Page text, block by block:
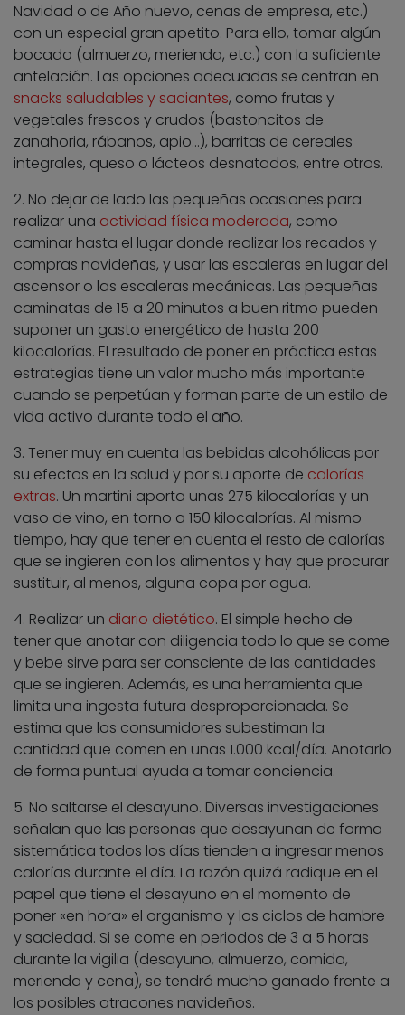
Navidad o de Año nuevo, cenas de empresa, etc.)
con un especial gran apetito. Para ello, tomar algún
bocado (almuerzo, merienda, etc.) con la suficiente
antelación. Las opciones adecuadas se centran en
snacks saludables y saciantes, como frutas y
vegetales frescos y crudos (bastoncitos de
zanahoria, rábanos, apio…), barritas de cereales
integrales, queso o lácteos desnatados, entre otros.
2. No dejar de lado las pequeñas ocasiones para
realizar una actividad física moderada, como
caminar hasta el lugar donde realizar los recados y
compras navideñas, y usar las escaleras en lugar del
ascensor o las escaleras mecánicas. Las pequeñas
caminatas de 15 a 20 minutos a buen ritmo pueden
suponer un gasto energético de hasta 200
kilocalorías. El resultado de poner en práctica estas
estrategias tiene un valor mucho más importante
cuando se perpetúan y forman parte de un estilo de
vida activo durante todo el año.
3. Tener muy en cuenta las bebidas alcohólicas por
su efectos en la salud y por su aporte de calorías
extras. Un martini aporta unas 275 kilocalorías y un
vaso de vino, en torno a 150 kilocalorías. Al mismo
tiempo, hay que tener en cuenta el resto de calorías
que se ingieren con los alimentos y hay que procurar
sustituir, al menos, alguna copa por agua.
4. Realizar un diario dietético. El simple hecho de
tener que anotar con diligencia todo lo que se come
y bebe sirve para ser consciente de las cantidades
que se ingieren. Además, es una herramienta que
limita una ingesta futura desproporcionada. Se
estima que los consumidores subestiman la
cantidad que comen en unas 1.000 kcal/día. Anotarlo
de forma puntual ayuda a tomar conciencia.
5. No saltarse el desayuno. Diversas investigaciones
señalan que las personas que desayunan de forma
sistemática todos los días tienden a ingresar menos
calorías durante el día. La razón quizá radique en el
papel que tiene el desayuno en el momento de
poner «en hora» el organismo y los ciclos de hambre
y saciedad. Si se come en periodos de 3 a 5 horas
durante la vigilia (desayuno, almuerzo, comida,
merienda y cena), se tendrá mucho ganado frente a
los posibles atracones navideños.